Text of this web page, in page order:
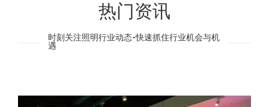
热门资讯
时刻关注照明行业动态-快速抓住行业机会与机
遇